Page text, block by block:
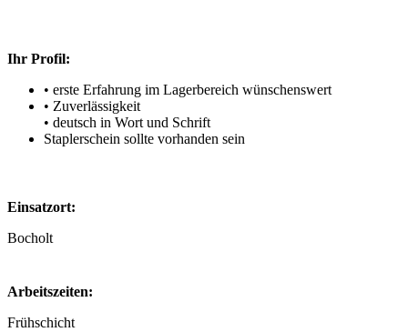
Ihr Profil:
• erste Erfahrung im Lagerbereich wünschenswert
• Zuverlässigkeit
• deutsch in Wort und Schrift
Staplerschein sollte vorhanden sein
Einsatzort:
Bocholt
Arbeitszeiten:
Frühschicht